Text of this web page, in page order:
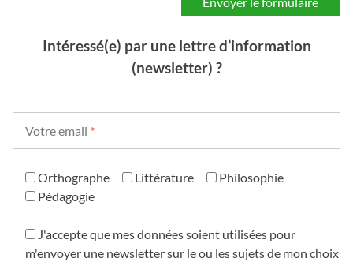
Intéressé(e) par une lettre d’information
(newsletter) ?
Votre email *
Orthographe Littérature
Philosophie
Pédagogie
J'accepte que mes données soient utilisées pour
m'envoyer une newsletter sur le ou les sujets de mon choix